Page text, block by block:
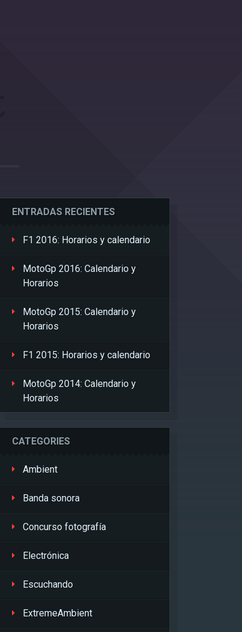
ENTRADAS RECIENTES
F1 2016: Horarios y calendario
MotoGp 2016: Calendario y
Horarios
MotoGp 2015: Calendario y
Horarios
F1 2015: Horarios y calendario
MotoGp 2014: Calendario y
Horarios
CATEGORIES
Ambient
Banda sonora
Concurso fotografía
Electrónica
Escuchando
ExtremeAmbient